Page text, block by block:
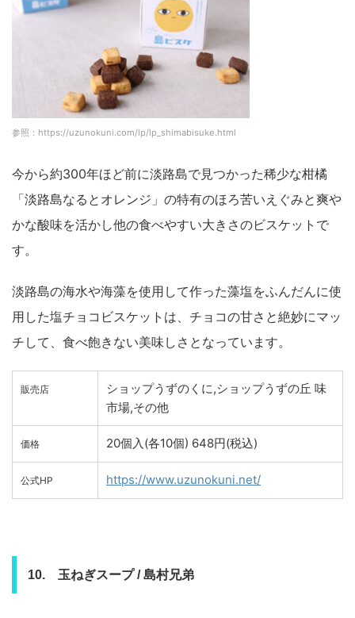
参照：https://uzunokuni.com/lp/lp_shimabisuke.html
今から約300年ほど前に淡路島で見つかった稀少な柑橘
「淡路島なるとオレンジ」の特有のほろ苦いえぐみと爽や
かな酸味を活かし他の食べやすい大きさのビスケットで
す。
淡路島の海水や海藻を使用して作った藻塩をふんだんに使
用した塩チョコビスケットは、チョコの甘さと絶妙にマッ
チして、食べ飽きない美味しさとなっています。
販売店
ショップうずのくに,ショップうずの丘 味
市場,その他
価格 20個入(各10個) 648円(税込)
公式HP https://www.uzunokuni.net/
10. 玉ねぎスープ / 島村兄弟